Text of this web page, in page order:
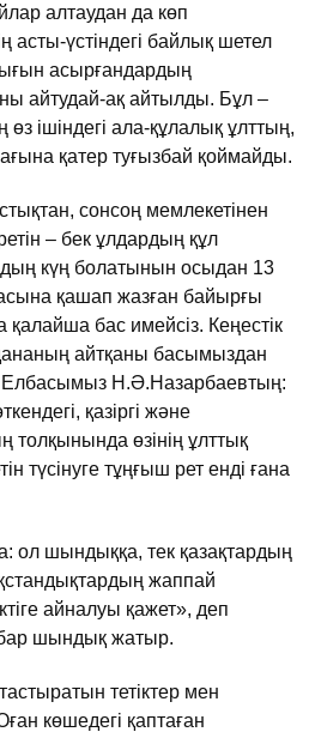
алтаудан да көп
асты-үстiндегi байлық шетел
асырғандардың
айтудай-ақ айтылды. Бұл –
өз iшiндегi ала-құлалық ұлттың,
қатер туғызбай қоймайды.
сонсоң мемлекетiнен
– бек ұлдардың құл
күң болатынын осыдан 13
қашап жазған байырғы
қалайша бас имейсiз. Кеңестiк
айтқаны басымыздан
Елбасымыз Н.Ә.Назарбаевтың:
қазiргi және
толқынында өзiнiң ұлттық
түсiнуге тұңғыш рет ендi ғана
ол шындыққа, тек қазақтардың
жаппай
айналуы қажет», деп
шындық жатыр.
тетiктер мен
көшедегi қаптаған